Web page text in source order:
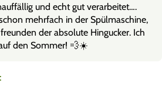
und echt gut verarbeitet….
mehrfach in der Spülmaschine,
der absolute Hingucker. Ich
den Sommer! 💨☀️